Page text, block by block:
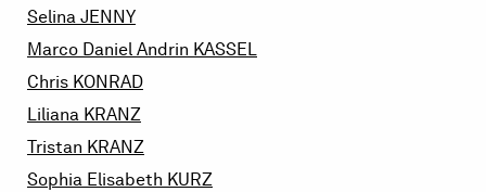
Selina JENNY
Marco Daniel Andrin KASSEL
Chris KONRAD
Liliana KRANZ
Tristan KRANZ
Sophia Elisabeth KURZ